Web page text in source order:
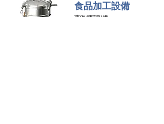
食品加工設備
蒸汽相關設備